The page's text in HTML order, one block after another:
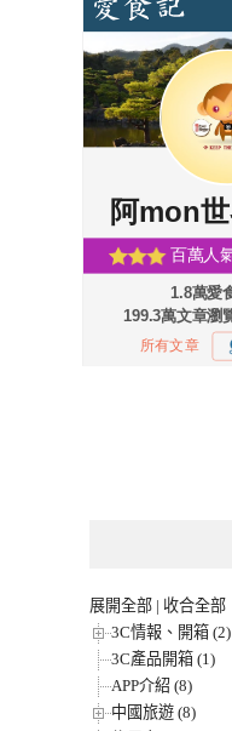
展開全部 | 收合全部
3C情報、開箱 (2)
3C產品開箱 (1)
APP介紹 (8)
中國旅遊 (8)